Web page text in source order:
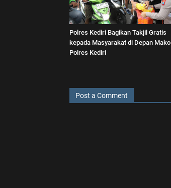
Polres Kediri Bagikan Takjil Gratis
kepada Masyarakat di Depan Mako
Polres Kediri
Post a Comment